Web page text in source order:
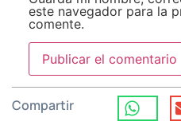
este navegador para la
comente.
Compartir